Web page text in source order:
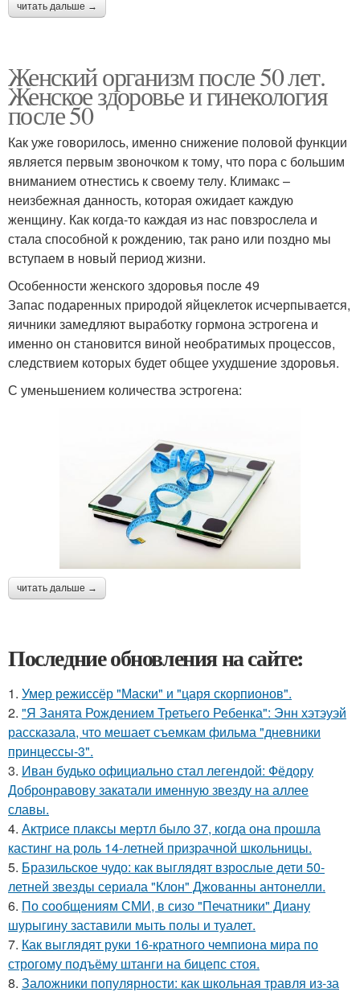
читать дальше →
Женский организм после 50 лет.
Женское здоровье и гинекология
после 50
Как уже говорилось, именно снижение половой функции
является первым звоночком к тому, что пора с большим
вниманием отнестись к своему телу. Климакс –
неизбежная данность, которая ожидает каждую
женщину. Как когда-то каждая из нас повзрослела и
стала способной к рождению, так рано или поздно мы
вступаем в новый период жизни.
Особенности женского здоровья после 49
Запас подаренных природой яйцеклеток исчерпывается,
яичники замедляют выработку гормона эстрогена и
именно он становится виной необратимых процессов,
следствием которых будет общее ухудшение здоровья.
С уменьшением количества эстрогена:
читать дальше →
Последние обновления на сайте:
1. Умер режиссёр "Маски" и "царя скорпионов".
2. "Я Занята Рождением Третьего Ребенка": Энн хэтэуэй
рассказала, что мешает съемкам фильма "дневники
принцессы-3".
3. Иван будько официально стал легендой: Фёдору
Добронравову закатали именную звезду на аллее
славы.
4. Актрисе плаксы мертл было 37, когда она прошла
кастинг на роль 14-летней призрачной школьницы.
5. Бразильское чудо: как выглядят взрослые дети 50-
летней звезды сериала "Клон" Джованны антонелли.
6. По сообщениям СМИ, в сизо "Печатники" Диану
шурыгину заставили мыть полы и туалет.
7. Как выглядят руки 16-кратного чемпиона мира по
строгому подъёму штанги на бицепс стоя.
8. Заложники популярности: как школьная травля из-за